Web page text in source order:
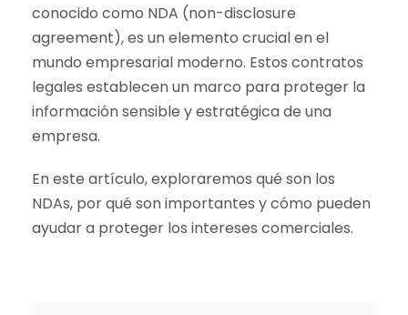
conocido como NDA (non-disclosure
agreement), es un elemento crucial en el
mundo empresarial moderno. Estos contratos
legales establecen un marco para proteger la
información sensible y estratégica de una
empresa.
En este artículo, exploraremos qué son los
NDAs, por qué son importantes y cómo pueden
ayudar a proteger los intereses comerciales.